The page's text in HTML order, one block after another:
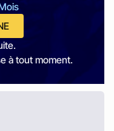
à tout moment.